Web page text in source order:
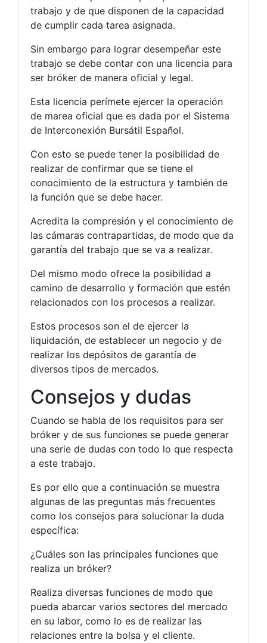
trabajo y de que disponen de la capacidad
de cumplir cada tarea asignada.
Sin embargo para lograr desempeñar este
trabajo se debe contar con una licencia para
ser bróker de manera oficial y legal.
Esta licencia perímete ejercer la operación
de marea oficial que es dada por el Sistema
de Interconexión Bursátil Español.
Con esto se puede tener la posibilidad de
realizar de confirmar que se tiene el
conocimiento de la estructura y también de
la función que se debe hacer.
Acredita la compresión y el conocimiento de
las cámaras contrapartidas, de modo que da
garantía del trabajo que se va a realizar.
Del mismo modo ofrece la posibilidad a
camino de desarrollo y formación que estén
relacionados con los procesos a realizar.
Estos procesos son el de ejercer la
liquidación, de establecer un negocio y de
realizar los depósitos de garantía de
diversos tipos de mercados.
Consejos y dudas
Cuando se habla de los requisitos para ser
bróker y de sus funciones se puede generar
una serie de dudas con todo lo que respecta
a este trabajo.
Es por ello que a continuación se muestra
algunas de las preguntas más frecuentes
como los consejos para solucionar la duda
específica:
¿Cuáles son las principales funciones que
realiza un bróker?
Realiza diversas funciones de modo que
pueda abarcar varios sectores del mercado
en su labor, como lo es de realizar las
relaciones entre la bolsa y el cliente.